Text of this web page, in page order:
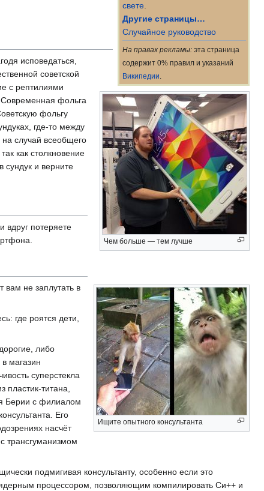
свете.
Другие страницы…
Случайное руководство
На правах рекламы: эта страница
содержит 0% правил и указаний
Википедии
Чем больше — тем лучше
исповедаться,
советской
с рептилиями
фольга
фольгу
где-то между
случай всеобщего
как столкновение
сундук и верните
вдруг потеряете
Ищите опытного консультанта
вам не заплутать в
где роятся дети,
либо
магазин
суперстекла
пластик-титана,
Берии с филиалом
Его
насчёт
трансгуманизмом
подмигивая консультанту, особенно если это
процессором, позволяющим компилировать Си++ и